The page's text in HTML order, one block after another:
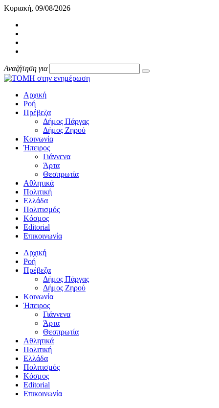
Κυριακή, 09/08/2026
Αναζήτηση για
Αρχική
Ροή
Πρέβεζα
Δήμος Πάργας
Δήμος Ζηρού
Κοινωνία
Ήπειρος
Γιάννενα
Άρτα
Θεσπρωτία
Αθλητικά
Πολιτική
Ελλάδα
Πολιτισμός
Κόσμος
Editorial
Επικοινωνία
Αρχική
Ροή
Πρέβεζα
Δήμος Πάργας
Δήμος Ζηρού
Κοινωνία
Ήπειρος
Γιάννενα
Άρτα
Θεσπρωτία
Αθλητικά
Πολιτική
Ελλάδα
Πολιτισμός
Κόσμος
Editorial
Επικοινωνία